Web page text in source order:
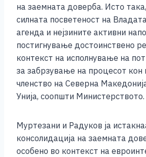
на заемната доверба. Исто така,
силната посветеност на
агенда и нејзините активни
постигнување достоинствено
контекст на исполнување на
за забрзување на процесот кон
членство на Северна
Унија, соопшти Министерството.
Муртезани и Радуков ја
консолидација на заемната
особено во контекст на